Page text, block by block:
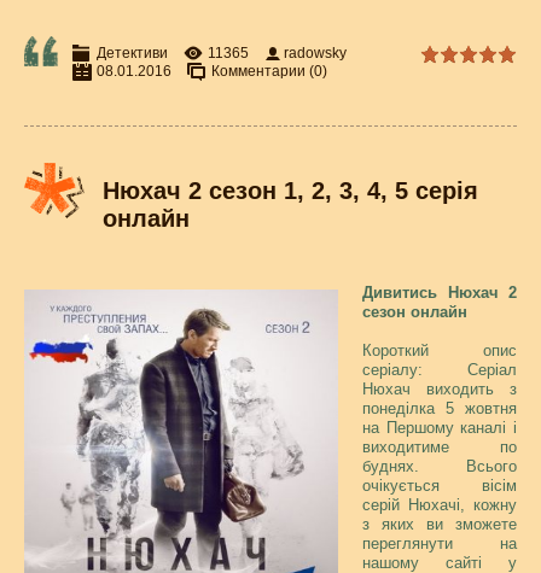
Детективи 11365
radowsky
08.01.2016
Комментарии (0)
Нюхач 2 сезон 1, 2, 3, 4, 5 серія
онлайн
Дивитись Нюхач 2
сезон онлайн
Короткий опис
серіалу: Серіал
Нюхач виходить з
понеділка 5 жовтня
на Першому каналі і
виходитиме по
буднях. Всього
очікується вісім
серій Нюхачі, кожну
з яких ви зможете
переглянути на
нашому сайті у